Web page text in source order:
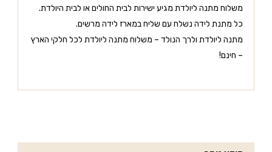
משלוח מתנה ליולדת מגיע ישירות לבית החולים או לבית היולדת.
כל מתנת לידה נשלח עם שליח במארז לידה מרשים.
מתנה ליולדת ולרך הנולד – משלוח מתנה ליולדת לכל חלקי הארץ
– חינם!